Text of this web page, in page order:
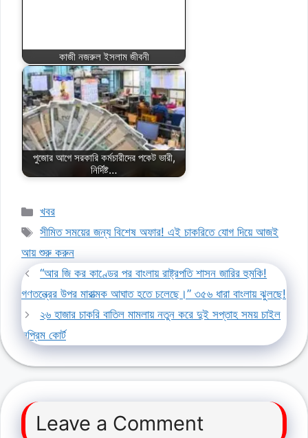
কাজী নজরুল ইসলাম জীবনী
পুজোর আগে সরকারি কর্মচারীদের পকেট ভারী,
নির্দিষ্ট…
Categories
খবর
Tags
সীমিত সময়ের জন্য বিশেষ অফার! এই চাকরিতে যোগ দিয়ে আজই
আয় শুরু করুন
“আর জি কর কাণ্ডের পর বাংলায় রাষ্ট্রপতি শাসন জারির হুমকি!
গণতন্ত্রের উপর মারাত্মক আঘাত হতে চলেছে।” ৩৫৬ ধারা বাংলায় ঝুলছে!
২৬ হাজার চাকরি বাতিল মামলায় নতুন করে দুই সপ্তাহ সময় চাইল
সুপ্রিম কোর্ট
Leave a Comment